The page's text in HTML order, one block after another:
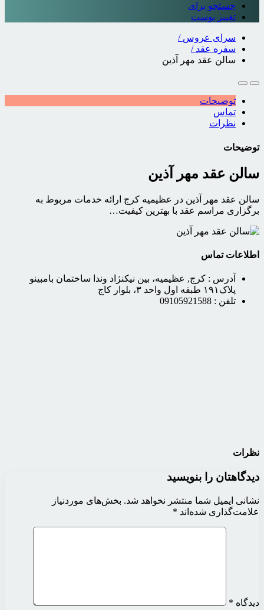
جستجو برای
تغییر پوست
سرای عروس /
سفره عقد /
سالن عقد مهر آذین
توضیحات
تماس
نظرات
توضیحات
سالن عقد مهر آذین
سالن عقد مهر آذین در عظیمیه کرج ارائه خدمات مربوط به
برگزاری مراسم عقد با بهترین کیفیت…
اطلاعات تماس
آدرس : کرج, عظیمیه، بین نیکنژاد وندا ساختمان بامبینو
پلاک۱۹۱ طبقه اول واحد ۳، بلوار کاج
تلفن : 09105921588
نظرات
دیدگاهتان را بنویسید
نشانی ایمیل شما منتشر نخواهد شد. بخش‌های موردنیاز
علامت‌گذاری شده‌اند *
دیدگاه *